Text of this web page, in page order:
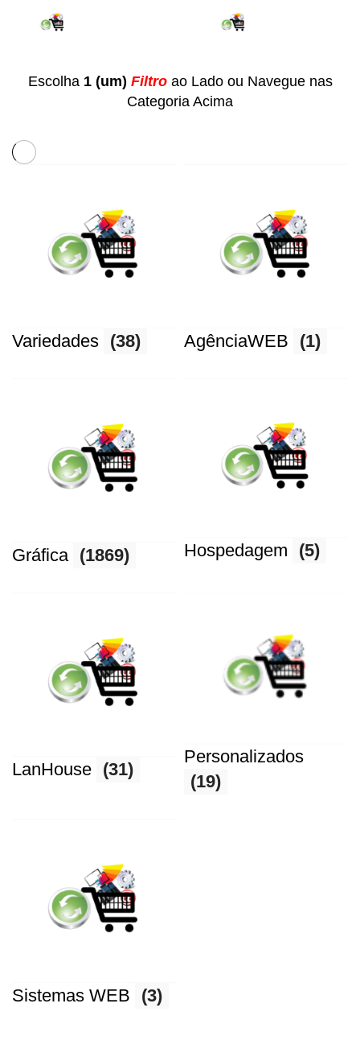
Escolha 1 (um) Filtroao Lado ou Navegue nas
Categoria Acima
Variedades (38) AgênciaWEB (1)
Gráfica (1869) Hospedagem (5)
LanHouse (31)
Personalizados
(19)
Sistemas WEB (3)